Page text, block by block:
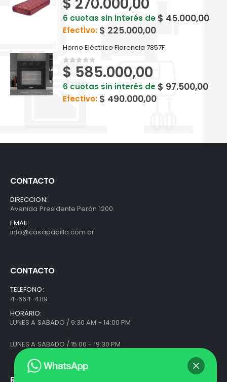
6 cuotas sin interés de $ 45.000,00
Efectivo: $ 225.000,00
Horno Eléctrico Florencia 7857F
0out of 5
$ 585.000,00
6 cuotas sin interés de $ 97.500,00
Efectivo: $ 490.000,00
CONTACTO
DIRECCION:
Avenida Presidente Perón 1200.
EMAIL:
info@casapadilla.com.ar
CONTACTO
TELEFONO:
4-664-4119
HORARIO:
LUNES A SABADO / 9:30 AM - 14:00 PM
LUNES A SABADO / 15:00 - 19:30 PM